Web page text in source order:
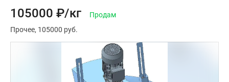
105000 ₽/кг
Продам
Прочее 105000 руб.